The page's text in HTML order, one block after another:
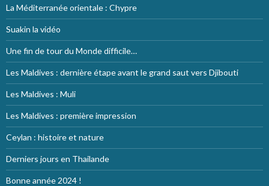
La Méditerranée orientale : Chypre
Suakin la vidéo
Une fin de tour du Monde difficile…
Les Maldives : dernière étape avant le grand saut vers Djibouti
Les Maldives : Muli
Les Maldives : première impression
Ceylan : histoire et nature
Derniers jours en Thailande
Bonne année 2024 !